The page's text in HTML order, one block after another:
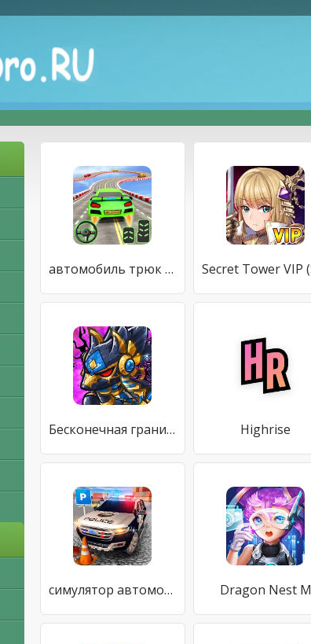
автомобиль трюк скат раса - автомобиль игры свобод
Бесконечная граница Highrise
симулятор автомобиля оффлайн игры: парковка игры Dragon Nest M